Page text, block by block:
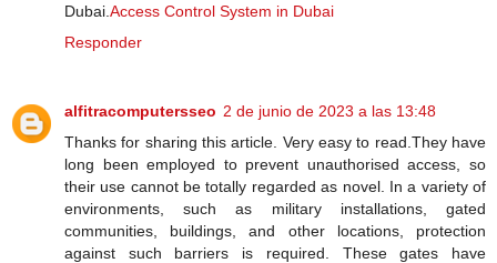
Dubai. Access Control System in Dubai
Responder
alfitracomputersseo 2 de junio de 2023 a las 13:48
Thanks for sharing this article. Very easy to read.They have
long been employed to prevent unauthorised access, so
their use cannot be totally regarded as novel. In a variety of
environments, such as military installations, gated
communities, buildings, and other locations, protection
against such barriers is required. These gates have